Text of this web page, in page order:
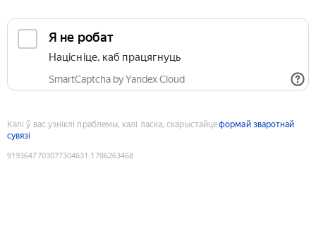
Я не робат
Націсніце, каб працягнуць
SmartCaptcha by Yandex Cloud
Калі ў вас узніклі праблемы, калі ласка, скарыстайцеформай зваротнай
сувязі
9193647703077304631 :1786263468